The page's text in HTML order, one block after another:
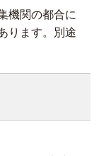
機関の都合に
ります。別途